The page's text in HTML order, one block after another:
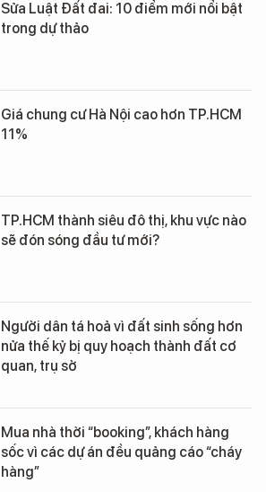
Sửa Luật Đất đai: 10 điểm mới nổi bật
trong dự thảo
Giá chung cư Hà Nội cao hơn TP.HCM
11%
TP.HCM thành siêu đô thị, khu vực nào
sẽ đón sóng đầu tư mới?
Người dân tá hoả vì đất sinh sống hơn
nửa thế kỷ bị quy hoạch thành đất cơ
quan, trụ sở
Mua nhà thời “booking”, khách hàng
sốc vì các dự án đều quảng cáo “cháy
hàng”